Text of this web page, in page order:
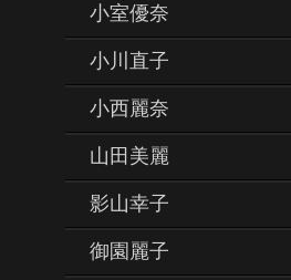
小室優奈
小川直子
小西麗奈
山田美麗
影山幸子
御園麗子